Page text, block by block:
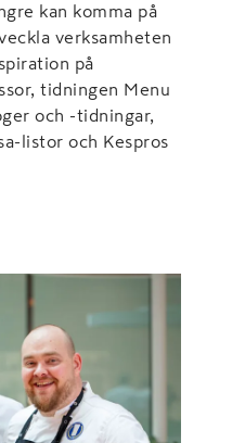
kan komma på
verksamheten
på
tidningen Menu
och -tidningar,
listor och Kespros